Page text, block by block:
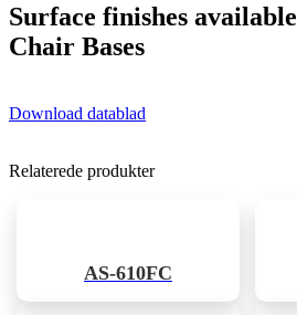
Surface finishes available
Chair Bases
Download datablad
Relaterede produkter
AS-610FC